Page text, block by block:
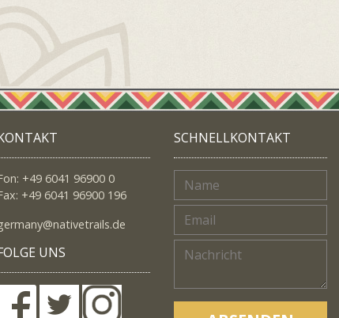
+49 6041 96900 0
+49 6041 96900 196
UNS
SCHNELLKONTAKT